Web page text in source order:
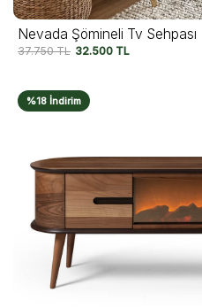
Nevada Şömineli Tv Sehpası
37.750TL 32.500 TL
%18 İndirim